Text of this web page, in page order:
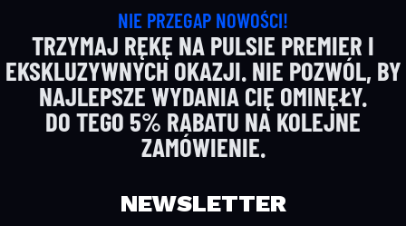
NIE PRZEGAP NOWOŚCI!
TRZYMAJ RĘKĘ NA PULSIE PREMIER I
EKSKLUZYWNYCH OKAZJI. NIE POZWÓL, BY
NAJLEPSZE WYDANIA CIĘ OMINĘŁY.
DO TEGO 5% RABATU NA KOLEJNE
ZAMÓWIENIE.